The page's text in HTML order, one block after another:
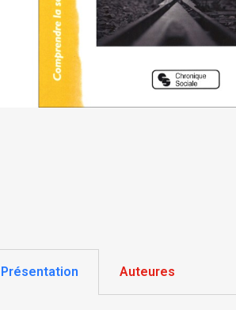
Présentation Auteures